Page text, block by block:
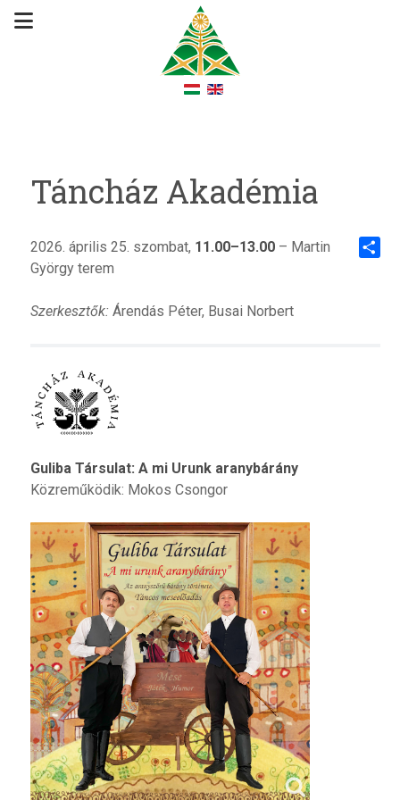
Táncház Akadémia
2026. április 25. szombat, 11.00–13.00– Martin
György terem
Szerkesztők: Árendás Péter, Busai Norbert
Guliba Társulat: A mi Urunk aranybárány
Közreműködik: Mokos Csongor